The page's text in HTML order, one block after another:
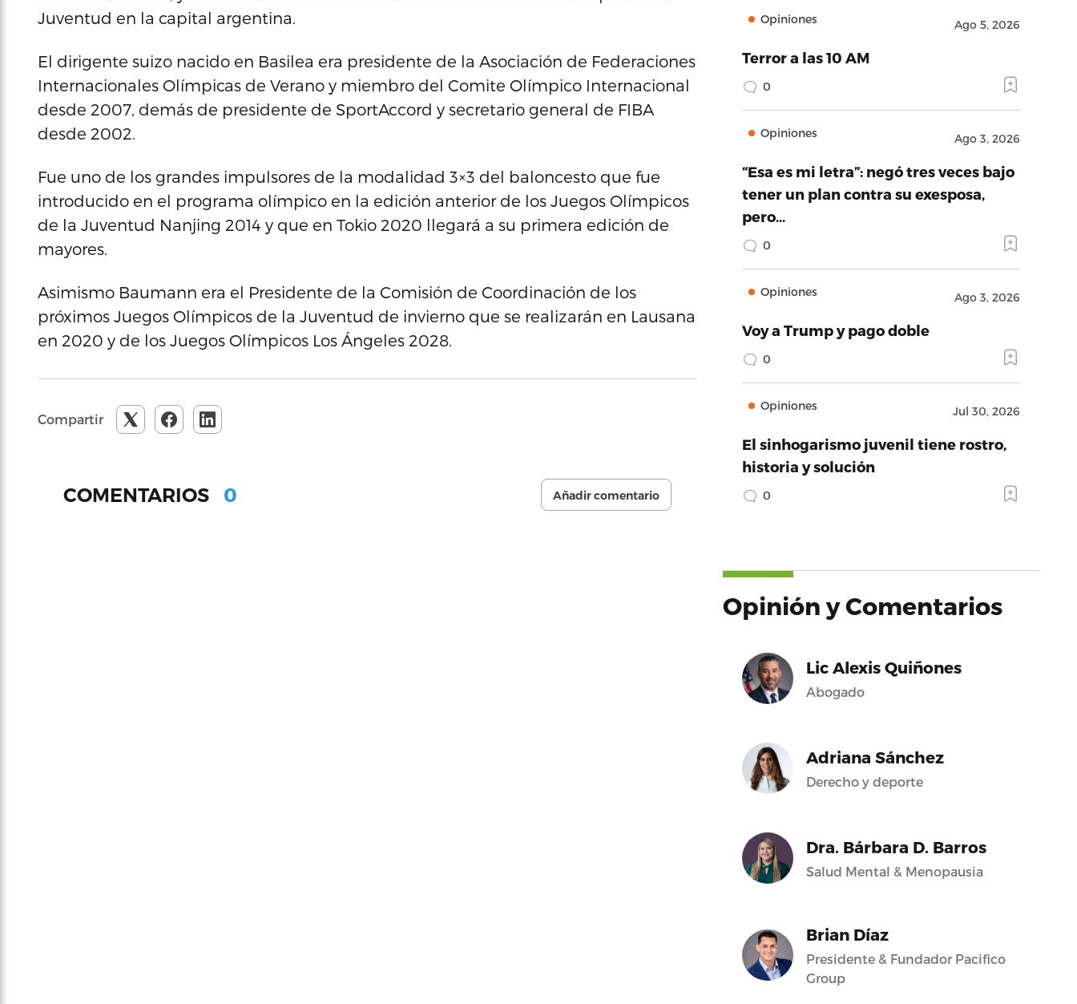
Juventud en la capital argentina.
El dirigente suizo nacido en Basilea era presidente de la Asociación de Federaciones
Internacionales Olímpicas de Verano y miembro del Comite Olímpico Internacional
desde 2007, demás de presidente de SportAccord y secretario general de FIBA
desde 2002.
Fue uno de los grandes impulsores de la modalidad 3×3 del baloncesto que fue
introducido en el programa olímpico en la edición anterior de los Juegos Olímpicos
de la Juventud Nanjing 2014 y que en Tokio 2020 llegará a su primera edición de
mayores.
Asimismo Baumann era el Presidente de la Comisión de Coordinación de los
próximos Juegos Olímpicos de la Juventud de invierno que se realizarán en Lausana
en 2020 y de los Juegos Olímpicos Los Ángeles 2028.
Compartir
COMENTARIOS 0 Añadir comentario
Opiniones Ago 5, 2026
Terror a las 10 AM
0
Opiniones Ago 3, 2026
“Esa es mi letra”: negó tres veces bajo
tener un plan contra su exesposa,
pero…
0
Opiniones Ago 3, 2026
Voy a Trump y pago doble
0
Opiniones Jul 30, 2026
El sinhogarismo juvenil tiene rostro,
historia y solución
0
Opinión y Comentarios
Lic Alexis Quiñones
Abogado
Adriana Sánchez
Derecho y deporte
Dra. Bárbara D. Barros
Salud Mental & Menopausia
Brian Díaz
Presidente & Fundador Pacifico
Group